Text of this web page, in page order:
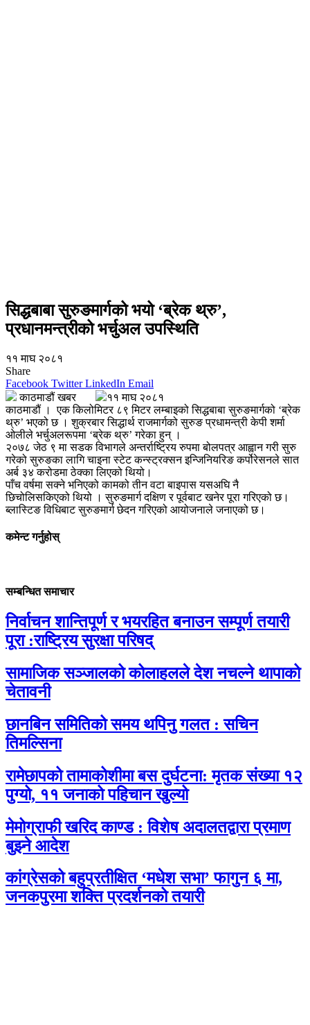
सिद्धबाबा सुरुङमार्गको भयो ‘ब्रेक थ्रु’,
प्रधानमन्त्रीको भर्चुअल उपस्थिति
११ माघ २०८१
Share
Facebook Twitter LinkedIn Email
काठमाडौं खबर
११ माघ २०८१
काठमाडौं । एक किलोमिटर ८९ मिटर लम्बाइको सिद्धबाबा सुरुङमार्गको ‘ब्रेक
थ्रु’ भएको छ । शुक्रबार सिद्धार्थ राजमार्गको सुरुङ प्रधामन्त्री केपी शर्मा
ओलीले भर्चुअलरूपमा ‘ब्रेक थ्रु’ गरेका हुन् ।
२०७८ जेठ ९ मा सडक विभागले अन्तर्राष्ट्रिय रुपमा बोलपत्र आह्वान गरी सुरु
गरेको सुरुङका लागि चाइना स्टेट कन्स्ट्रक्सन इन्जिनियरिङ कर्पोरेसनले सात
अर्ब ३४ करोडमा ठेक्का लिएको थियो।
पाँच वर्षमा सक्ने भनिएको कामको तीन वटा बाइपास यसअघि नै
छिचोलिसकिएको थियो । सुरुङमार्ग दक्षिण र पूर्वबाट खनेर पूरा गरिएको छ।
ब्लास्टिङ विधिबाट सुरुङमार्ग छेदन गरिएको आयोजनाले जनाएको छ।
कमेन्ट गर्नुहोस्
सम्बन्धित समाचार
निर्वाचन शान्तिपूर्ण र भयरहित बनाउन सम्पूर्ण तयारी
पूरा :राष्ट्रिय सुरक्षा परिषद्
सामाजिक सञ्जालको कोलाहलले देश नचल्ने थापाको
चेतावनी
छानबिन समितिको समय थपिनु गलत : सचिन
तिमल्सिना
रामेछापको तामाकोशीमा बस दुर्घटना: मृतक संख्या १२
पुग्यो, ११ जनाको पहिचान खुल्यो
मेमोग्राफी खरिद काण्ड : विशेष अदालतद्वारा प्रमाण
बुझ्ने आदेश
कांग्रेसको बहुप्रतीक्षित ‘मधेश सभा’ फागुन ६ मा,
जनकपुरमा शक्ति प्रदर्शनको तयारी